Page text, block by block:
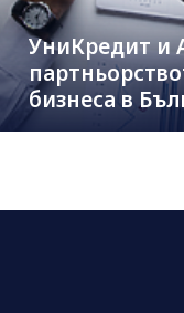
УниКредит и
бизнеса в